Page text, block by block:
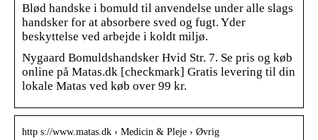
Blød handske i bomuld til anvendelse under alle slags
handsker for at absorbere sved og fugt. Yder
beskyttelse ved arbejde i koldt miljø.
Nygaard Bomuldshandsker Hvid Str. 7. Se pris og køb
online på Matas.dk [checkmark] Gratis levering til din
lokale Matas ved køb over 99 kr.
http s://www.matas.dk › Medicin & Pleje › Øvrig